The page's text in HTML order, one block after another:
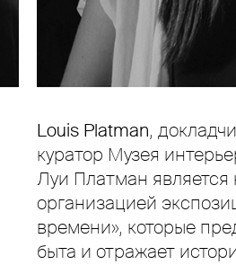
Louis Platman,
куратор Музея
Луи Платман является
организацией
времени», которые
быта и отражает